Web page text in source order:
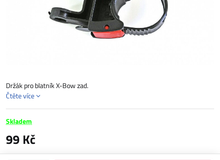
Držák pro blatník X-Bow zad.
Čtěte více
Skladem
99 Kč